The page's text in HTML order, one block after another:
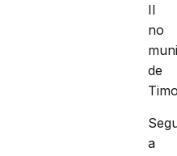
II
no
de
a